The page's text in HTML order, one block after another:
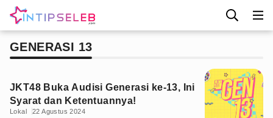
GENERASI 13
JKT48 Buka Audisi Generasi ke-13, Ini
Syarat dan Ketentuannya!
Lokal 22 Agustus 2024